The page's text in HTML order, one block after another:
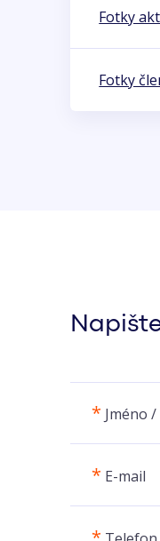
Fotky
Fotky
* Jméno
* E-mail